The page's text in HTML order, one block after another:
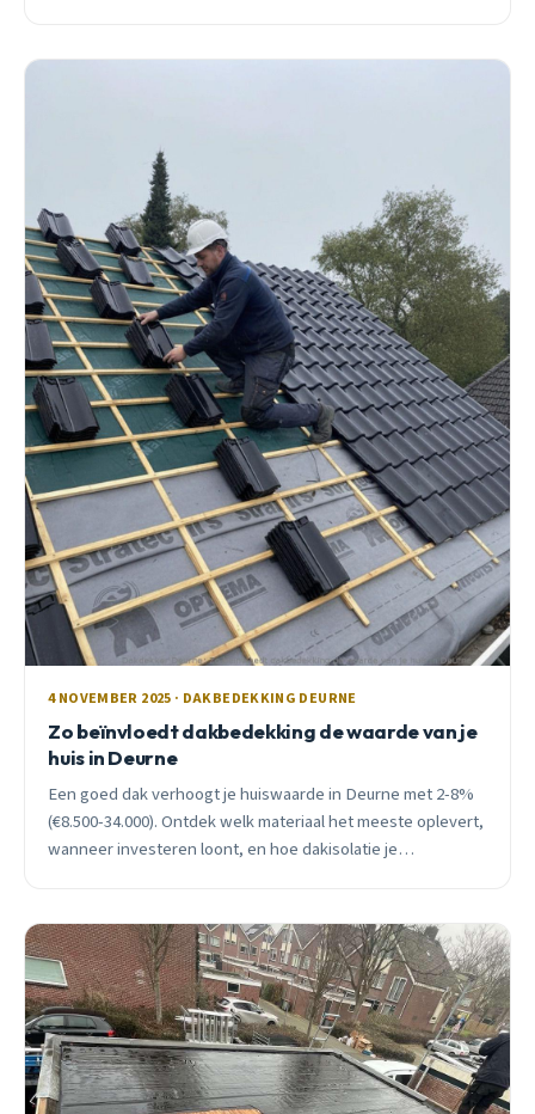
4 NOVEMBER 2025 · DAKBEDEKKING DEURNE
Zo beïnvloedt dakbedekking de waarde van je
huis in Deurne
Een goed dak verhoogt je huiswaarde in Deurne met 2-8%
(€8.500-34.000). Ontdek welk materiaal het meeste oplevert,
wanneer investeren loont, en hoe dakisolatie je